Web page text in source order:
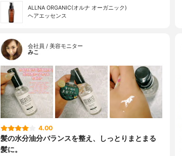
ALLNA ORGANIC(オルナ オーガニック)
ヘアエッセンス
会社員 / 美容モニター
みこ
4.00
髪の水分油分バランスを整え、しっとりまとまる
髪に。